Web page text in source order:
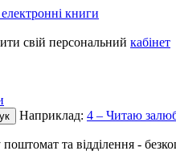
книги
свій персональний кабінет
Наприклад: 4 – Читаю
та відділення -